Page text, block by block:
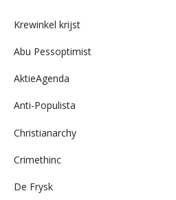
Krewinkel krijst
Abu Pessoptimist
AktieAgenda
Anti-Populista
Christianarchy
Crimethinc
De Frysk